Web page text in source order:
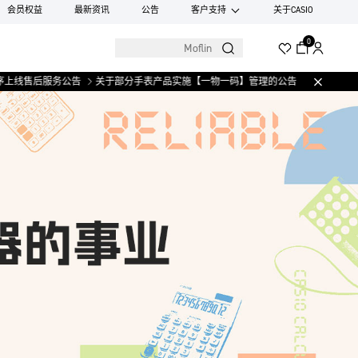
会员权益 最新资讯 公告 客户支持 关于CASIO
0
后服务公告 关于部分手表产品实施【一物一码】管理的公告 微信小程序上线